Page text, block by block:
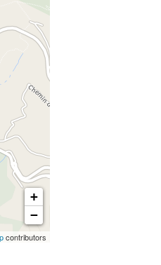
+
−
contributors